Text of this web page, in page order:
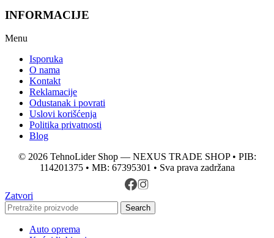
INFORMACIJE
Menu
Isporuka
O nama
Kontakt
Reklamacije
Odustanak i povrati
Uslovi korišćenja
Politika privatnosti
Blog
© 2026 TehnoLider Shop — NEXUS TRADE SHOP • PIB:
114201375 • MB: 67395301 • Sva prava zadržana
Zatvori
Search
Auto oprema